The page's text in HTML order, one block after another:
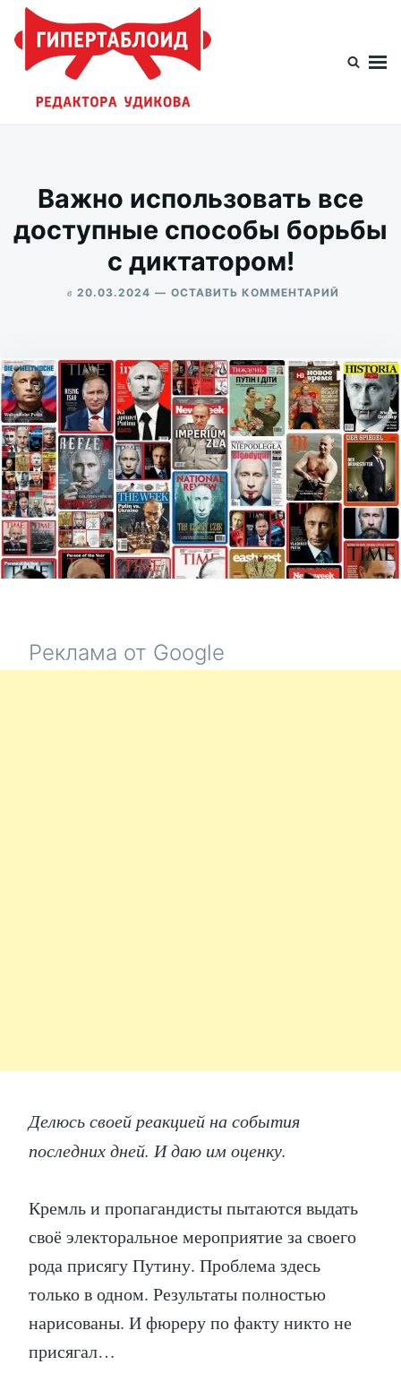
Перейти
содержимому
Искать:
Важно использовать все
доступные способы борьбы
с диктатором!
в 20.03.2024 ОСТАВИТЬ КОММЕНТАРИЙ
СПОСОБЫ
БОРЬБЫ
С
Реклама от Google
Делюсь своей реакцией на события
последних дней. И даю им оценку.
Кремль и пропагандисты пытаются выдать
своё электоральное мероприятие за своего
рода присягу Путину. Проблема здесь
только в одном. Результаты полностью
нарисованы. И фюреру по факту никто не
присягал…